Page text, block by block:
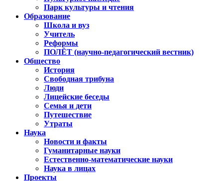
Парк культуры и чтения
Образование
Школа и вуз
Учитель
Реформы
ПОЛЁТ (научно-педагогический вестник)
Общество
История
Свободная трибуна
Люди
Лицейские беседы
Семья и дети
Путешествие
Утраты
Наука
Новости и факты
Гуманитарные науки
Естественно-математические науки
Наука в лицах
Проекты